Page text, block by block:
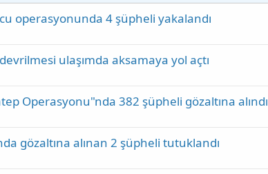
operasyonunda 4 şüpheli yakalandı
ulaşımda aksamaya yol açtı
Operasyonu"nda 382 şüpheli gözaltına alındı
gözaltına alınan 2 şüpheli tutuklandı